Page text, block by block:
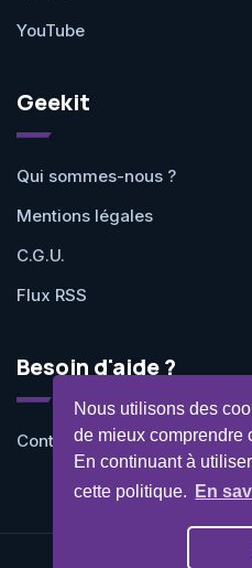
Nous utilisons des
de mieux comprendre
En continuant à
cette politique.
En
YouTube
Geekit
Qui sommes-nous ?
Mentions légales
C.G.U.
Flux RSS
Besoin d'aide ?
Contactez-nous